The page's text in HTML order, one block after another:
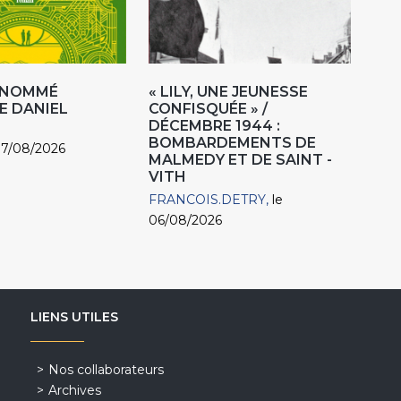
DANIEL
08/2026
« LILY, UNE JEUNESSE
CONFISQUÉE » /
DÉCEMBRE 1944 :
BOMBARDEMENTS DE
MALMEDY ET DE SAINT -
VITH
FRANCOIS.DETRY le
06/08/2026
LIENS UTILES
Nos collaborateurs
Archives